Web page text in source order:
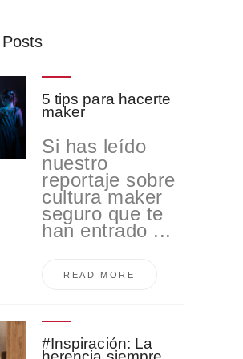
5 tips para hacerte
maker
Si has leído
nuestro
reportaje sobre
cultura maker
seguro que te
han entrado ...
READ MORE
#Inspiración: La